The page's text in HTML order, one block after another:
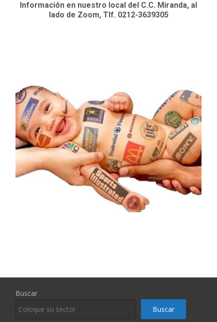
Información en nuestro local del C.C. Miranda, al
lado de Zoom, Tlf. 0212-3639305
Buscar
Buscar